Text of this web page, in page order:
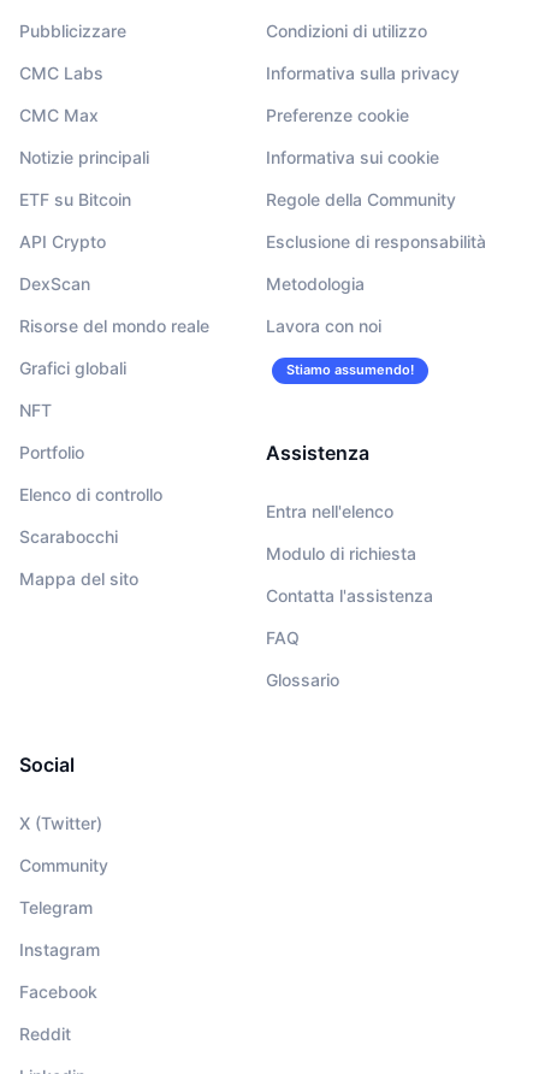
Pubblicizzare
CMC Labs
CMC Max
Notizie principali
ETF su Bitcoin
API Crypto
DexScan
Risorse del mondo reale
Grafici globali
NFT
Portfolio
Elenco di controllo
Scarabocchi
Mappa del sito
Condizioni di utilizzo
Informativa sulla privacy
Preferenze cookie
Informativa sui cookie
Regole della Community
Esclusione di responsabilità
Metodologia
Lavora con noi
Stiamo assumendo!
Assistenza
Entra nell'elenco
Modulo di richiesta
Contatta l'assistenza
FAQ
Glossario
Social
X (Twitter)
Community
Telegram
Instagram
Facebook
Reddit